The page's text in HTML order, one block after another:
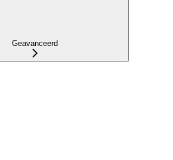
Geavanceerd